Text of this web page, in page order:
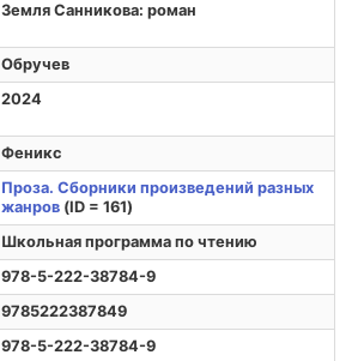
Земля Санникова: роман
Обручев
2024
Феникс
Проза. Сборники произведений разных
жанров(ID = 161)
Школьная программа по чтению
978-5-222-38784-9
9785222387849
978-5-222-38784-9